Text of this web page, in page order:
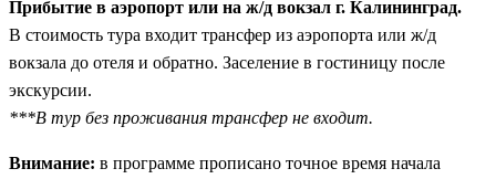
входные билеты — все включено.
Прибытие в аэропорт или на ж/д вокзал г. Калининград.
В стоимость тура входит трансфер из аэропорта или ж/д
вокзала до отеля и обратно. Заселение в гостиницу после
экскурсии.
***В тур без проживания трансфер не входит.
Внимание: в программе прописано точное время начала